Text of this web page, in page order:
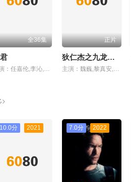
全36集
主演：任嘉伦,李沁,陈希郡,吴明晶,昌隆
正片
狄仁杰之九龙玄棺
主演：魏巍,黎真安,叶璇,张皓承,楼学贤
10.0分 2021 7.0分 2022